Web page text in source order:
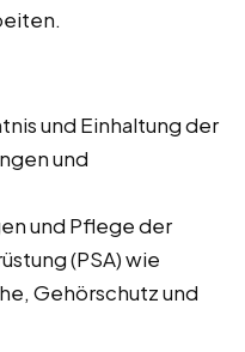
und Einhaltung der
und
und Pflege der
(PSA) wie
Gehörschutz und